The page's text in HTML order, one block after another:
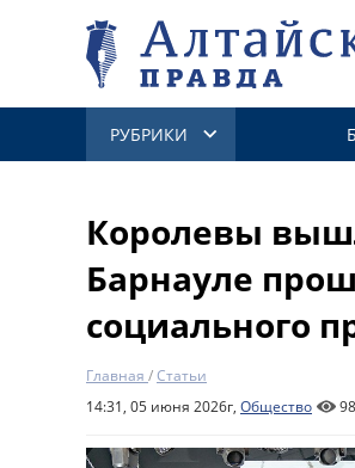
РУБРИКИ
Королевы
Барнауле
социального
Главная /Статьи
14:31, 05 июня 2026г, Общество